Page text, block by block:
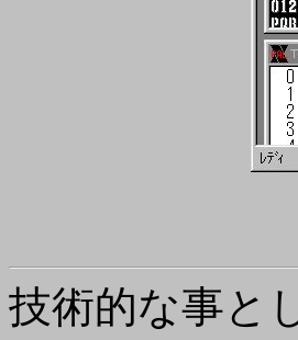
技術的な事と